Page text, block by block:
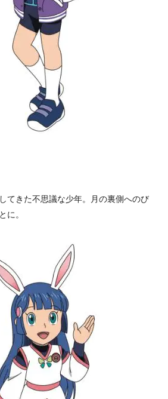
てきた不思議な少年。月の裏側へのび
に。